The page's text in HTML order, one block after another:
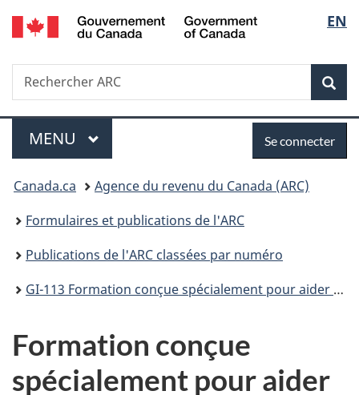
Passer
au
Passer
à
du
Passer
à
simplifiée
de
la
EN
Recherche
Rechercher
ARC
Menu
MENU PRINCIPAL
connecter
Se connecter
Vous
êtes
ici :
Canada.ca
Agence du revenu du Canada (ARC)
Formulaires et publications de l'ARC
Publications de l'ARC classées par numéro
GI-113 Formation conçue spécialement pour aider les particuliers autistes
Formation conçue
spécialement pour aider